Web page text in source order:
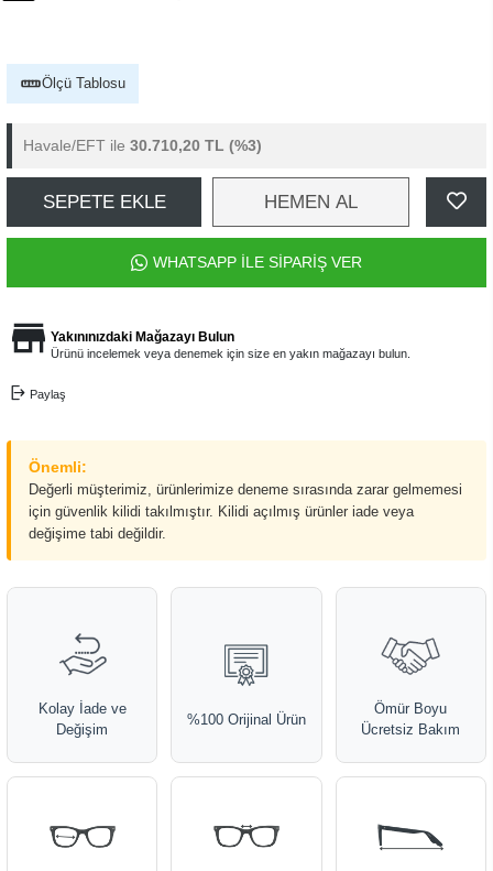
Ölçü Tablosu
Havale/EFT ile 30.710,20 TL (%3)
SEPETE EKLE HEMEN AL
WHATSAPP İLE SİPARİŞ VER
Yakınınızdaki Mağazayı Bulun
Ürünü incelemek veya denemek için size en yakın mağazayı bulun.
Paylaş
Önemli:
Değerli müşterimiz, ürünlerimize deneme sırasında zarar gelmemesi
için güvenlik kilidi takılmıştır. Kilidi açılmış ürünler iade veya
değişime tabi değildir.
Kolay İade ve
Değişim
%100 Orijinal Ürün
Ömür Boyu
Ücretsiz Bakım